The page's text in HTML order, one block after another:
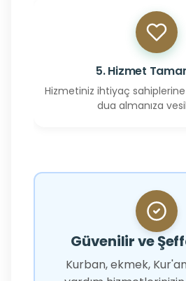
5. Hizmet
Hizmetiniz ihtiyaç sahiplerine
dua almanıza
Güvenilir ve
Kurban, ekmek,